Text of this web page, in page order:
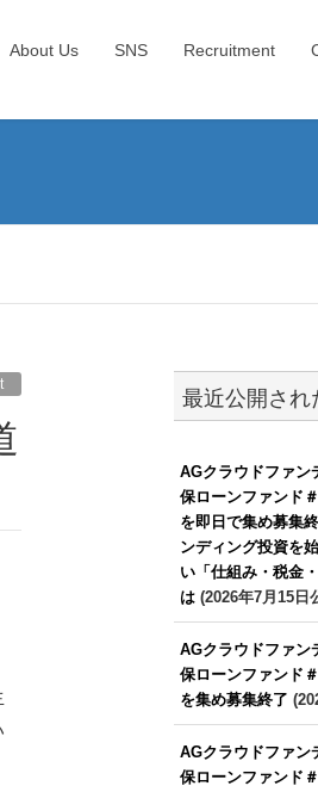
About Us SNS Recruitment
最近公開され
AGクラウドファン
保ローンファンド
を即日で集め募集
ンディング投資を
い「仕組み・税金
は(2026年7月15日
AGクラウドファン
保ローンファンド
を集め募集終了
AGクラウドファン
保ローンファンド